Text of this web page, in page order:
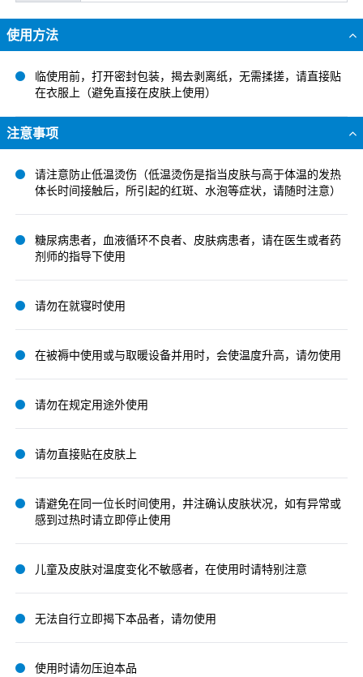
使用方法
临使用前，打开密封包装，揭去剥离纸，无需揉搓，请直接贴
在衣服上（避免直接在皮肤上使用）
注意事项
请注意防止低温烫伤（低温烫伤是指当皮肤与高于体温的发热
体长时间接触后，所引起的红斑、水泡等症状，请随时注意）
糖尿病患者，血液循环不良者、皮肤病患者，请在医生或者药
剂师的指导下使用
请勿在就寝时使用
在被褥中使用或与取暖设备并用时，会使温度升高，请勿使用
请勿在规定用途外使用
请勿直接贴在皮肤上
请避免在同一位长时间使用，井注确认皮肤状况，如有异常或
感到过热时请立即停止使用
儿童及皮肤对温度变化不敏感者，在使用时请特别注意
无法自行立即揭下本品者，请勿使用
使用时请勿压迫本品